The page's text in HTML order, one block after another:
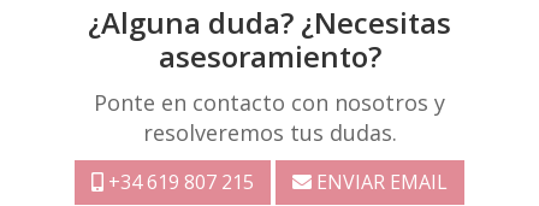
¿Alguna duda? ¿Necesitas
asesoramiento?
Ponte en contacto con nosotros y
resolveremos tus dudas.
+34 619 807 215 ENVIAR EMAIL